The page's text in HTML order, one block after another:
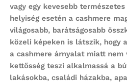
vagy egy kevesebb
helyiség esetén a cashmere
világosabb, barátságosabb
közeli képeken is látszik, hogy
a cashmere árnyalat miatt nem
kettősség teszi alkalmassá a
lakásokba, családi házakba,